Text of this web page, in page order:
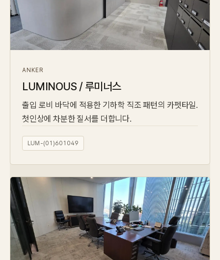
ANKER
LUMINOUS / 루미너스
출입 로비 바닥에 적용한 기하학 직조 패턴의 카펫타일.
첫인상에 차분한 질서를 더합니다.
LUM-(01)601049